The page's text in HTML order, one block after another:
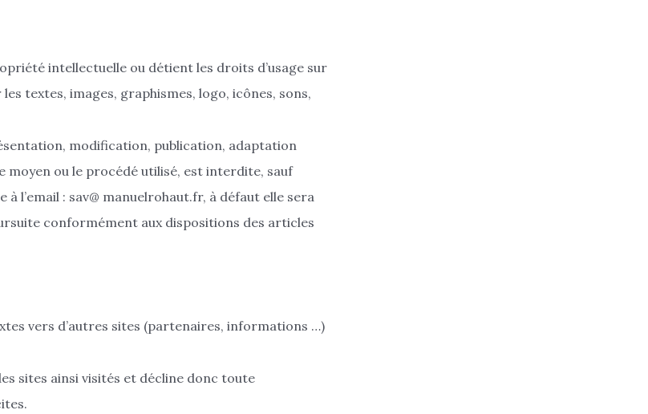
intellectuelle ou détient les droits d’usage sur
textes, images, graphismes, logo, icônes, sons,
modification, publication, adaptation
moyen ou le procédé utilisé, est interdite, sauf
l’email : sav@ manuelrohaut.fr, à défaut elle sera
conformément aux dispositions des articles
vers d’autres sites (partenaires, informations …)
sites ainsi visités et décline donc toute